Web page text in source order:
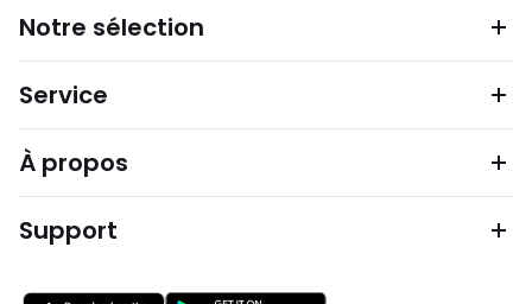
Notre sélection
Service
À propos
Support